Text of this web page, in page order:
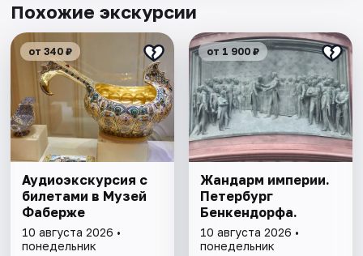
Похожие экскурсии
от 340 ₽
Аудиоэкскурсия с
билетами в Музей
Фаберже
10 августа 2026 •
понедельник
от 1 900 ₽
Жандарм империи.
Петербург
Бенкендорфа.
10 августа 2026 •
понедельник